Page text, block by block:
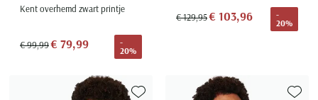
Kent overhemd zwart printje
€ 99,99€ 79,99
-
20%
€ 129,95€ 103,96
-
20%